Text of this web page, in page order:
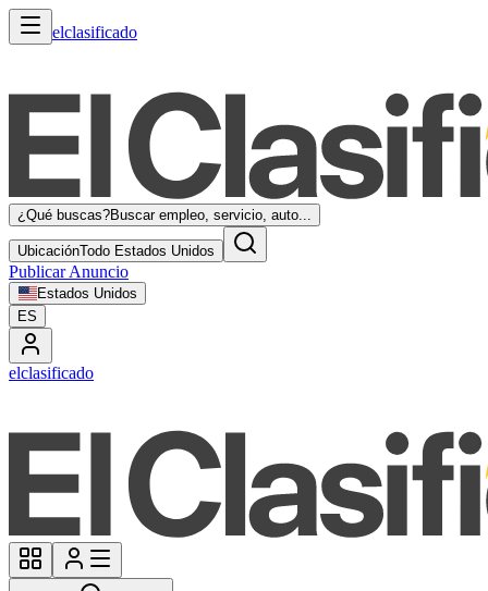
elclasificado
¿Qué buscas?Buscar empleo, servicio, auto...
UbicaciónTodo Estados Unidos
Publicar Anuncio
Estados Unidos
ES
elclasificado